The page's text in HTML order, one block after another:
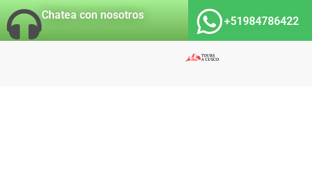
Chatea con nosotros +51984786422